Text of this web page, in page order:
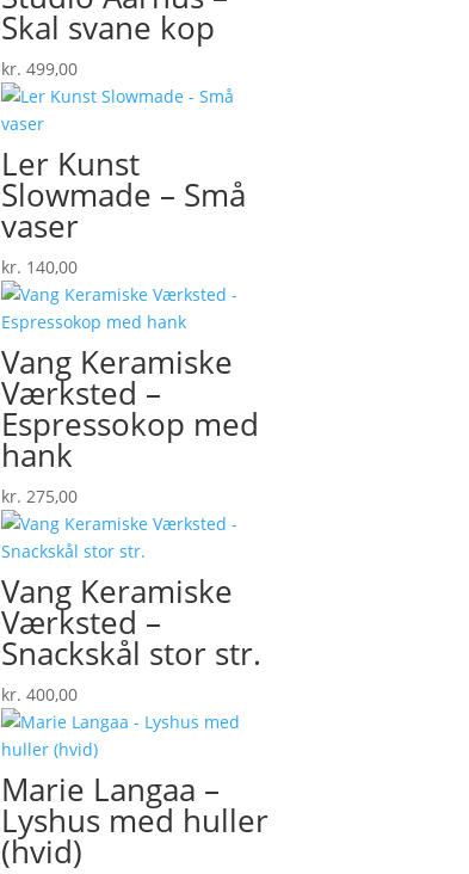
Skal svane kop
kr. 499,00
Ler Kunst
Slowmade – Små
vaser
kr. 140,00
Vang Keramiske
Værksted –
Espressokop med
hank
kr. 275,00
Vang Keramiske
Værksted –
Snackskål stor str.
kr. 400,00
Marie Langaa –
Lyshus med huller
(hvid)